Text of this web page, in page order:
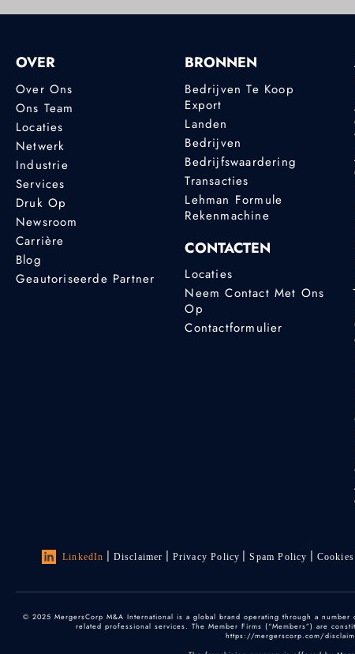
OVER
Over Ons
Ons Team
Locaties
Netwerk
Industrie
Services
Druk Op
Newsroom
Carrière
Blog
Geautoriseerde Partner
BRONNEN
Bedrijven Te Koop
Export
Landen
Bedrijven
Bedrijfswaardering
Transacties
Lehman Formule
Rekenmachine
CONTACTEN
Locaties
Neem Contact Met Ons
Op
Contactformulier
LinkedIn Disclaimer Privacy Policy Spam Policy Cookies
© 2025 MergersCorp M&A International is a global brand operating through a
related professional services. The Member Firms (“Members”) are
https://mergerscorp.com/